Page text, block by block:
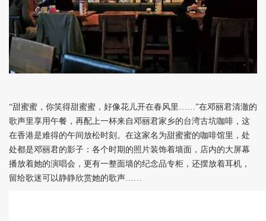
“甜蜜蜜，你笑得甜蜜蜜，好像花儿开在春风里……”在邓丽君清澈的
歌声里享用午餐，再配上一杯来自邓丽君家乡的台湾古坑咖啡，这
在香港是难得的午间放松时刻。在这家名为甜蜜蜜的咖啡馆里，处
处都是邓丽君的影子：各个时期的照片装饰着墙面，店内的大屏幕
播放着她的演唱会，更有一整面墙的纪念品专柜，还摆放着耳机，
留给歌迷可以静静欣赏她的歌声……